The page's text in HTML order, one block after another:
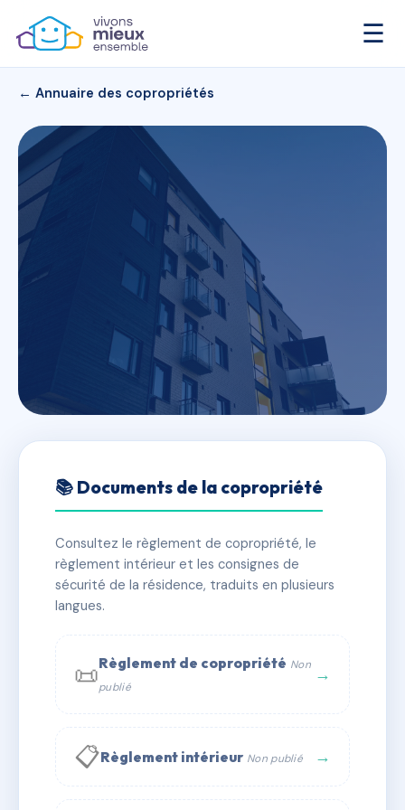
☰
← Annuaire des copropriétés
BOSCO
ALLAUCH
✓ Immatriculée 🏠 24 lots 🏗 1 bâtiment(s)
✉ Email
📚 Documents de la copropriété
Consultez le règlement de copropriété, le
règlement intérieur et les consignes de
sécurité de la résidence, traduits en plusieurs
langues.
📜Règlement de copropriété Non
publié
→
📋Règlement intérieur Non publié →